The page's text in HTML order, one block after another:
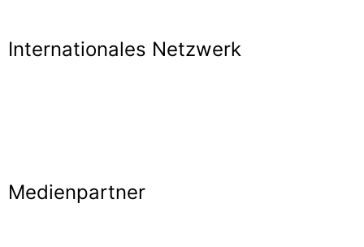
Internationales Netzwerk
Medienpartner